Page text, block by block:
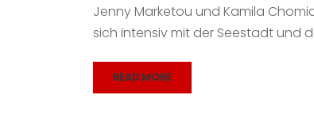
Jenny Marketou und Kamila
sich intensiv mit der Seestadt und
READ MORE